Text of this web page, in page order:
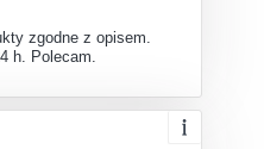
zgodne z opisem.
h. Polecam.